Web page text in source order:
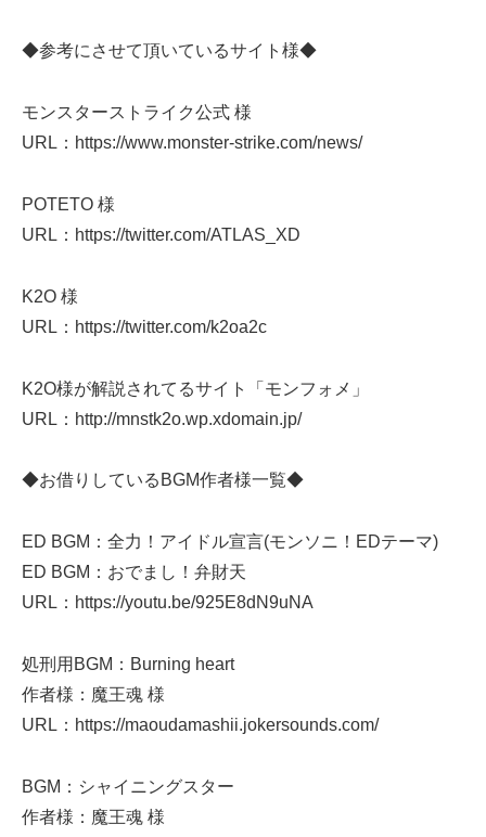
◆参考にさせて頂いているサイト様◆
モンスターストライク公式 様
URL：https://www.monster-strike.com/news/
POTETO 様
URL：https://twitter.com/ATLAS_XD
K2O 様
URL：https://twitter.com/k2oa2c
K2O様が解説されてるサイト「モンフォメ」
URL：http://mnstk2o.wp.xdomain.jp/
◆お借りしているBGM作者様一覧◆
ED BGM：全力！アイドル宣言(モンソニ！EDテーマ)
ED BGM：おでまし！弁財天
URL：https://youtu.be/925E8dN9uNA
処刑用BGM：Burning heart
作者様：魔王魂 様
URL：https://maoudamashii.jokersounds.com/
BGM：シャイニングスター
作者様：魔王魂 様